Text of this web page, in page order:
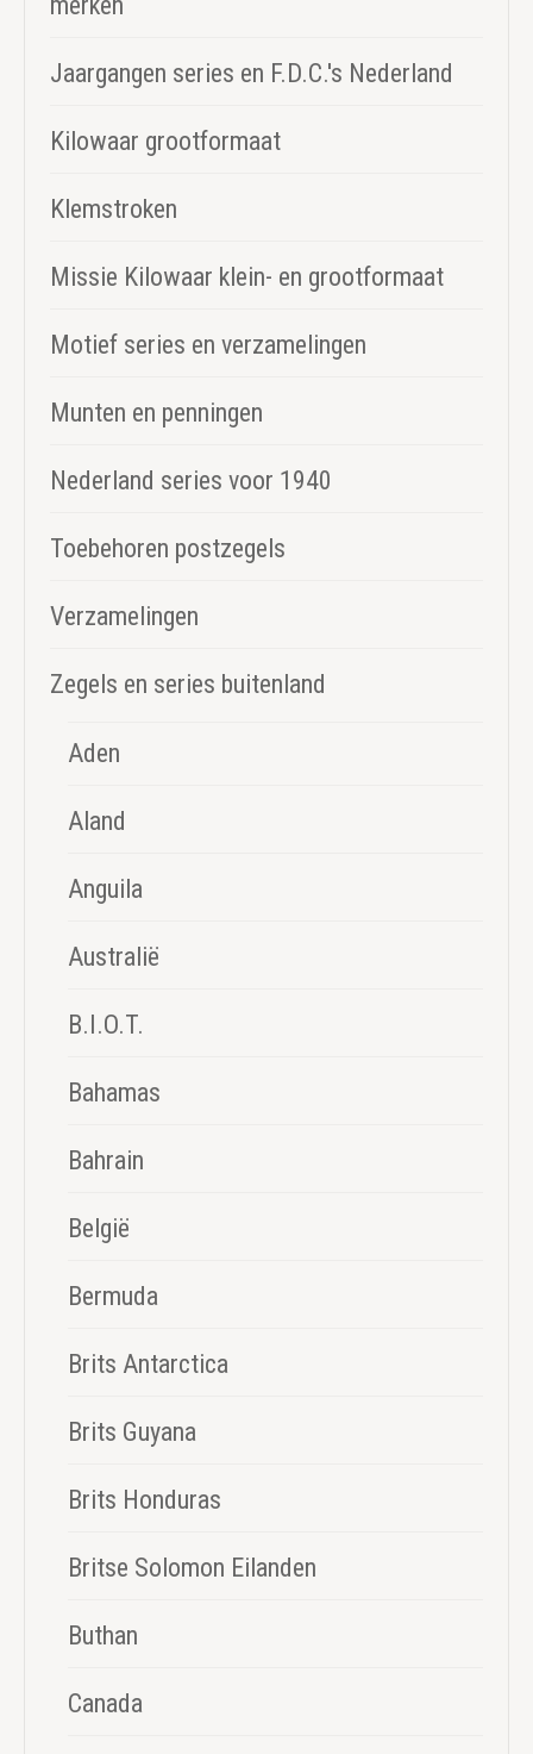
Jaargangen series en F.D.C.'s Nederland
Kilowaar grootformaat
Klemstroken
Missie Kilowaar klein- en grootformaat
Motief series en verzamelingen
Munten en penningen
Nederland series voor 1940
Toebehoren postzegels
Verzamelingen
Zegels en series buitenland
Aden
Aland
Anguila
Australië
B.I.O.T.
Bahamas
Bahrain
België
Bermuda
Brits Antarctica
Brits Guyana
Brits Honduras
Britse Solomon Eilanden
Buthan
Canada